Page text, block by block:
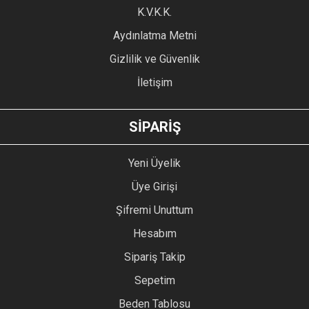
Ürün fiyatı diğer sitelerden daha pahalı.
GÖNDER
K.V.K.K.
Aydınlatma Metni
Gizlilik ve Güvenlik
İletişim
SİPARİŞ
Yeni Üyelik
Üye Girişi
Şifremi Unuttum
Hesabım
Sipariş Takip
Sepetim
Beden Tablosu